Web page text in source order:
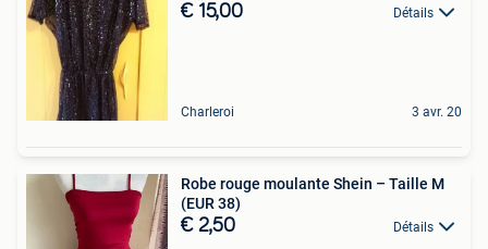
€ 15,00 Détails
Charleroi 3 avr. 20
Robe rouge moulante Shein – Taille M
(EUR 38) ️
€ 2,50 Détails